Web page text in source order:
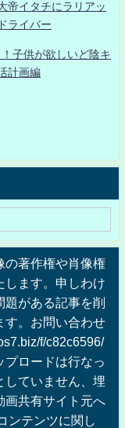
帝イタチにラリアッ
ライバー
子供が欲しいど陰キ
計画編
の著作権や肖像権
します。申しわけ
がある記事を削
す。お問い合わせ
f/c82c6596/
プロードは行なっ
していません、埋
画共有サイト元へ
ンテンツに関し